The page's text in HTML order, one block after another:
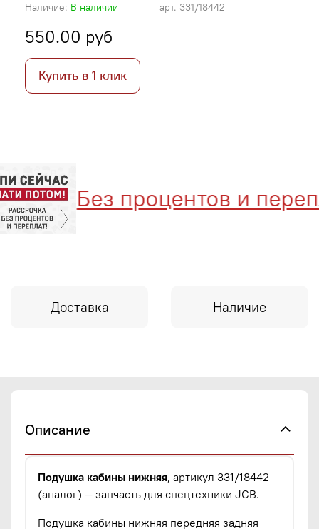
арт. 331/18442
Наличие: В наличии
550.00 руб
Купить в 1 клик
Без процентов и
Доставка Наличие
Описание
Подушка кабины нижняя, артикул 331/18442
(аналог) — запчасть для спецтехники JCB.
Подушка кабины нижняя передняя задняя